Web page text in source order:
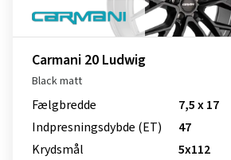
Carmani 20 Ludwig
Black matt
Fælgbredde
7,5 x 17
Indpresnings­dybde (ET)
47
Krydsmål
5x112